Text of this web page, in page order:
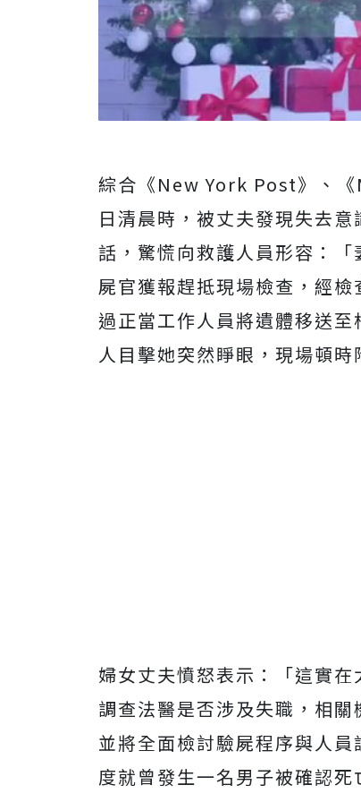
綜合《New York Post》、
日清晨時，被丈夫發現失去
話，驚慌向救護人員形容：
屍官獲報趕抵現場檢查，經
過正當工作人員將遺體移送至
人目擊她突然睜眼，現場頓時
婦女丈夫憤怒表示：「這實在
調查法醫是否涉及失職，相
並將全面檢討驗屍程序與人
度就曾發生一名男子被確認